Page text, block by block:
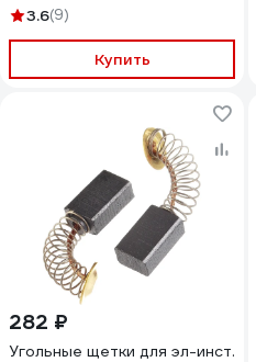
1282
3.6(9)
Купить
282 ₽
Угольные щетки для эл-инст.